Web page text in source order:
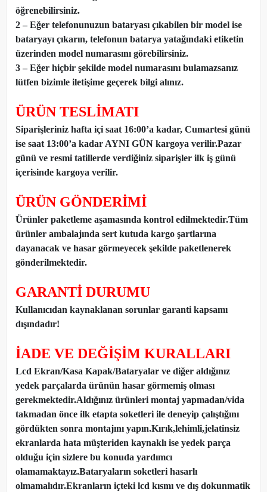
öğrenebilirsiniz.
2 – Eğer telefonunuzun bataryası çıkabilen bir model ise
bataryayı çıkarın, telefonun batarya yatağındaki etiketin
üzerinden model numarasını görebilirsiniz.
3 – Eğer hiçbir şekilde model numarasını bulamazsanız
lütfen bizimle iletişime geçerek bilgi alınız.
ÜRÜN TESLİMATI
Siparişleriniz hafta içi saat 16:00’a kadar, Cumartesi günü
ise saat 13:00’a kadar AYNI GÜN kargoya verilir.Pazar
günü ve resmi tatillerde verdiğiniz siparişler ilk iş günü
içerisinde kargoya verilir.
ÜRÜN GÖNDERİMİ
Ürünler paketleme aşamasında kontrol edilmektedir.Tüm
ürünler ambalajında sert kutuda kargo şartlarına
dayanacak ve hasar görmeyecek şekilde paketlenerek
gönderilmektedir.
GARANTİ DURUMU
Kullanıcıdan kaynaklanan sorunlar garanti kapsamı
dışındadır!
İADE VE DEĞİŞİM KURALLARI
Lcd Ekran/Kasa Kapak/Bataryalar ve diğer aldığınız
yedek parçalarda ürünün hasar görmemiş olması
gerekmektedir.Aldığınız ürünleri montaj yapmadan/vida
takmadan önce ilk etapta soketleri ile deneyip çalıştığını
gördükten sonra montajını yapın.Kırık,lehimli,jelatinsiz
ekranlarda hata müşteriden kaynaklı ise yedek parça
olduğu için sizlere bu konuda yardımcı
olamamaktayız.Bataryaların soketleri hasarlı
olmamalıdır.Ekranların içteki lcd kısmı ve dış dokunmatik